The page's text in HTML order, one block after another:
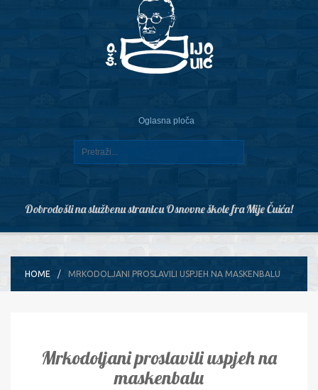
Oglasna ploča
Dobrodošli na službenu stranicu Osnovne škole fra Mije Čuića!
HOME MRKODOLJANI PROSLAVILI USPJEH NA MASKENBALU
Mrkodoljani proslavili uspjeh na
maskenbalu